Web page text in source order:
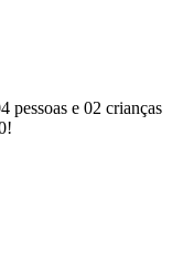
pessoas e 02 crianças